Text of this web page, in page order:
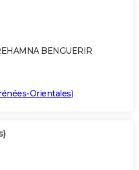
BENGUERIR
Orientales)